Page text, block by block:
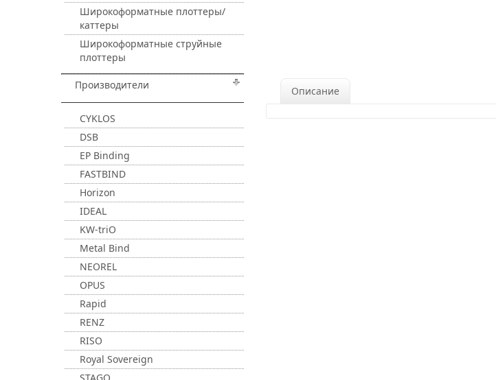
Широкоформатные плоттеры/
каттеры
Широкоформатные струйные
плоттеры
Производители
CYKLOS
DSB
EP Binding
FASTBIND
Horizon
IDEAL
KW-triO
Metal Bind
NEOREL
OPUS
Rapid
RENZ
RISO
Royal Sovereign
Описание